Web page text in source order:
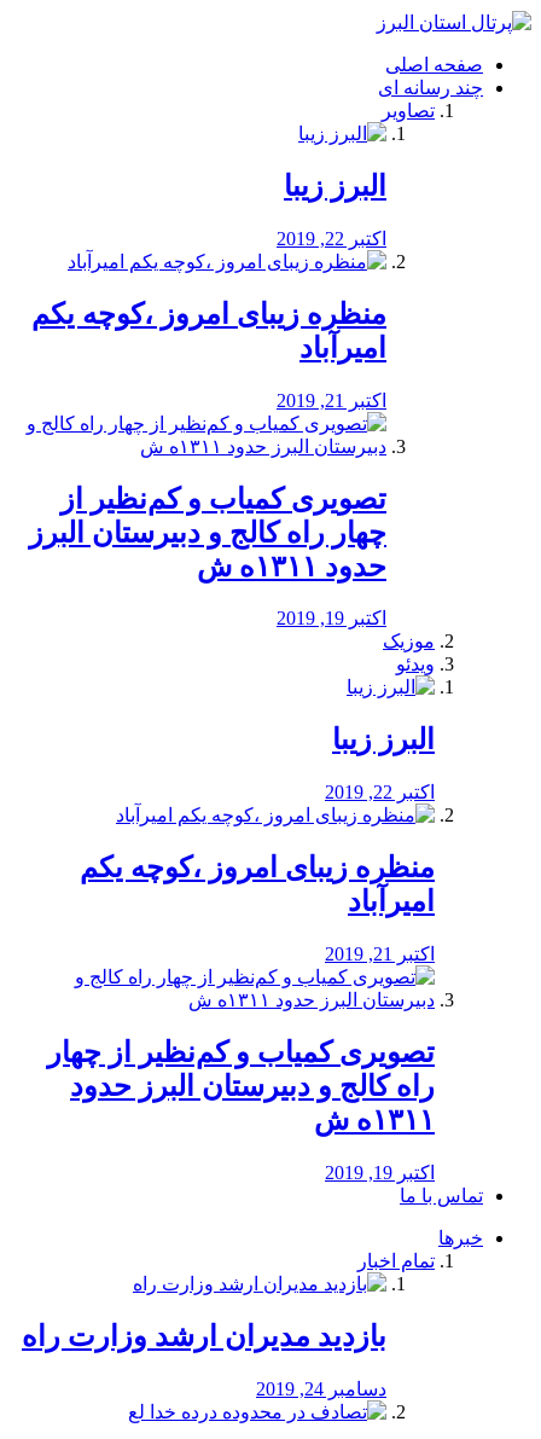
فصد
شرق
تهران
خشکشویی
صفحه اصلی
چند رسانه ای
تصاویر
البرز زیبا
اکتبر 22, 2019
منظره‌‌ زیبای امروز ،کوچه یکم
امیرآباد
اکتبر 21, 2019
️تصویری کمیاب و کم‌نظیر از
چهار راه كالج و دبيرستان البرز
حدود ۱۳۱۱ه ش
اکتبر 19, 2019
موزیک
ویدئو
البرز زیبا
اکتبر 22, 2019
منظره‌‌ زیبای امروز ،کوچه یکم
امیرآباد
اکتبر 21, 2019
️تصویری کمیاب و کم‌نظیر از چهار
راه كالج و دبيرستان البرز حدود
۱۳۱۱ه ش
اکتبر 19, 2019
تماس با ما
خبرها
تمام اخبار
بازدید مدیران ارشد وزارت راه
دسامبر 24, 2019